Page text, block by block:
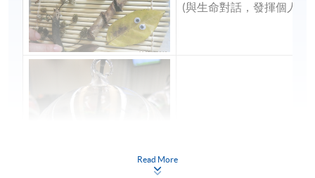
(與生命對話，發揮個人潛
Read More